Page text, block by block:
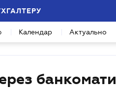
Календар Актуально
банкомати